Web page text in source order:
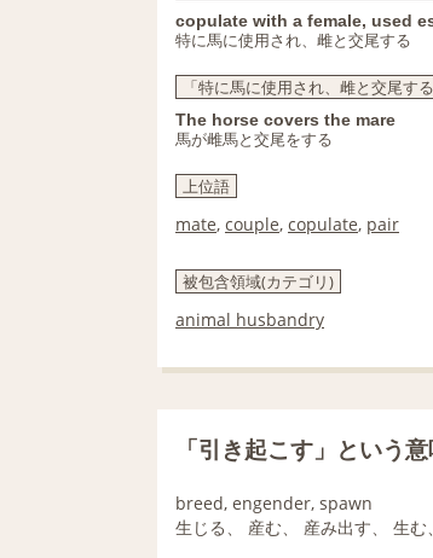
copulate with a female, used
特に馬に使用され、雌と交尾する
「特に馬に使用され、雌と交尾す
The horse covers the mare
馬が雌馬と交尾をする
上位語
mate, couple, copulate, pair
被包含領域(カテゴリ)
animal husbandry
「引き起こす」という
breed, engender, spawn
生じる、 産む、 産み出す、 生